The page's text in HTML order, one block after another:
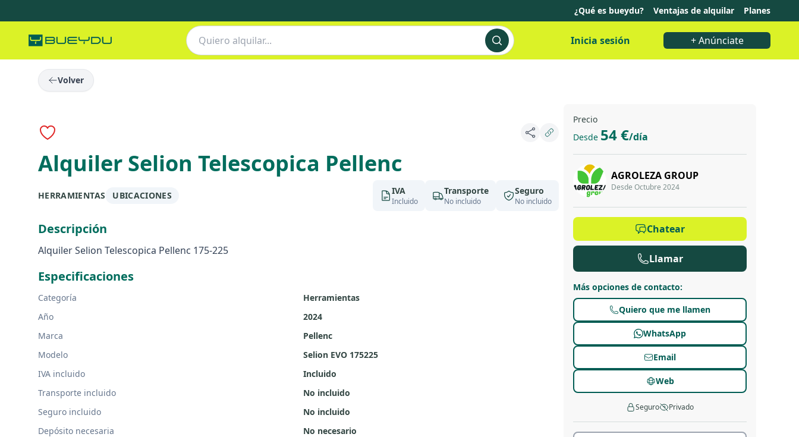
¿Qué es bueydu? Ventajas de alquilar Planes
Inicia sesión + Anúnciate
Volver
Alquiler Selion Telescopica Pellenc
HERRAMIENTAS UBICACIONES IVA
Incluido
Transporte
No incluido
Seguro
No incluido
Descripción
Alquiler Selion Telescopica Pellenc 175-225
Especificaciones
Categoría
Herramientas
Año
2024
Marca
Pellenc
Modelo
Selion EVO 175225
IVA incluido
Incluido
Transporte incluido
No incluido
Seguro incluido
No incluido
Depósito necesaria
No necesario
Precio
Desde 54 €/día
AGROLEZA GROUP
Desde Octubre 2024
Chatear
Llamar
Más opciones de contacto:
Quiero que me llamen
WhatsApp
Email
Web
Seguro Privado